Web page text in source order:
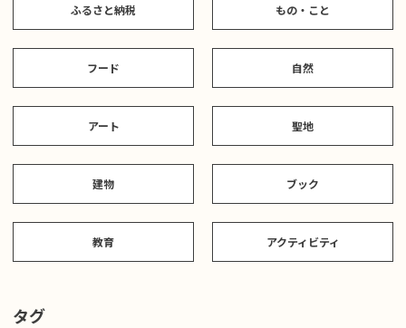
ふるさと納税 もの・こと
フード 自然
アート 聖地
建物 ブック
教育 アクティビティ
タグ